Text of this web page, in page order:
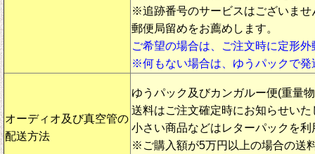
※追跡番号のサービスはございませ
郵便局留めをお薦めします。
ご希望の場合は、ご注文時に定形
※何もない場合は、ゆうパックで発
オーディオ及び真空管の
配送方法
ゆうパック及びカンガルー便(重量
送料はご注文確定時にお知らせいた
小さい商品などはレターパックを利
※ご購入額が5万円以上の場合の送